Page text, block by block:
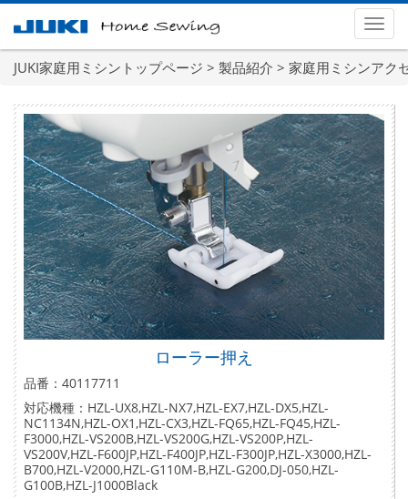
メ
ニ
ュ
JUKI家庭用ミシントップページ > 製品紹介 > 家庭用ミシンアク
ローラー押え
品番：40117711
対応機種：HZL-UX8,HZL-NX7,HZL-EX7,HZL-DX5,HZL-
NC1134N,HZL-OX1,HZL-CX3,HZL-FQ65,HZL-FQ45,HZL-
F3000,HZL-VS200B,HZL-VS200G,HZL-VS200P,HZL-
VS200V,HZL-F600JP,HZL-F400JP,HZL-F300JP,HZL-X3000,HZL-
B700,HZL-V2000,HZL-G110M-B,HZL-G200,DJ-050,HZL-
G100B,HZL-J1000Black